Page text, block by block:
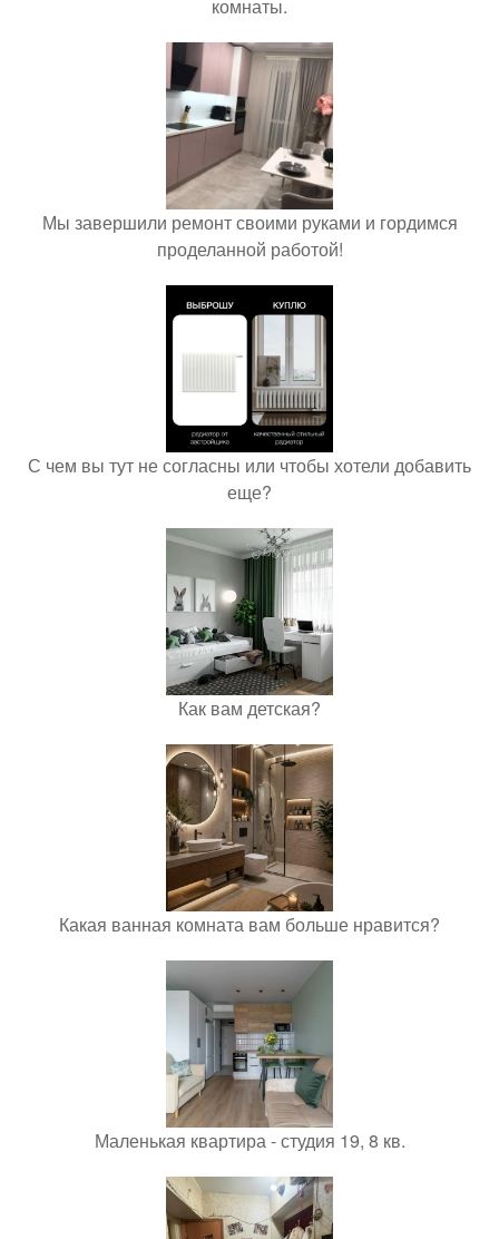
комнаты.
Мы завершили ремонт своими руками и гордимся
проделанной работой!
С чем вы тут не согласны или чтобы хотели добавить
еще?
Как вам детская?
Какая ванная комната вам больше нравится?
Маленькая квартира - студия 19, 8 кв.